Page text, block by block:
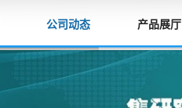
公司动态 产品展厅